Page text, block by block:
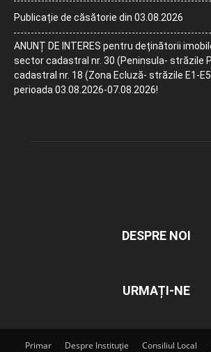
Publicație de căsătorie din 03.08.2026
ANUNȚ DE INTERES pentru deținătorii
sector cadastral nr. 30 (Peninsula- străzile
cadastral nr. 18 (Zona Ecluză- străzile E1-
perioada 03.08.2026-07.08.2026!
DESPRE NOI
URMAȚI-NE
Primar Despre Instituție Consiliul Local